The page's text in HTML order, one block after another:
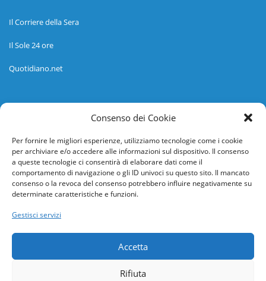
Consenso dei Cookie
Per fornire le migliori esperienze, utilizziamo tecnologie come i cookie
per archiviare e/o accedere alle informazioni sul dispositivo. Il consenso
a queste tecnologie ci consentirà di elaborare dati come il
comportamento di navigazione o gli ID univoci su questo sito. Il mancato
consenso o la revoca del consenso potrebbero influire negativamente su
determinate caratteristiche e funzioni.
Gestisci servizi
Accetta
Rifiuta
Il Corriere della Sera
Il Sole 24 ore
Quotidiano.net
Informazioni
Help desk
Guida rapida